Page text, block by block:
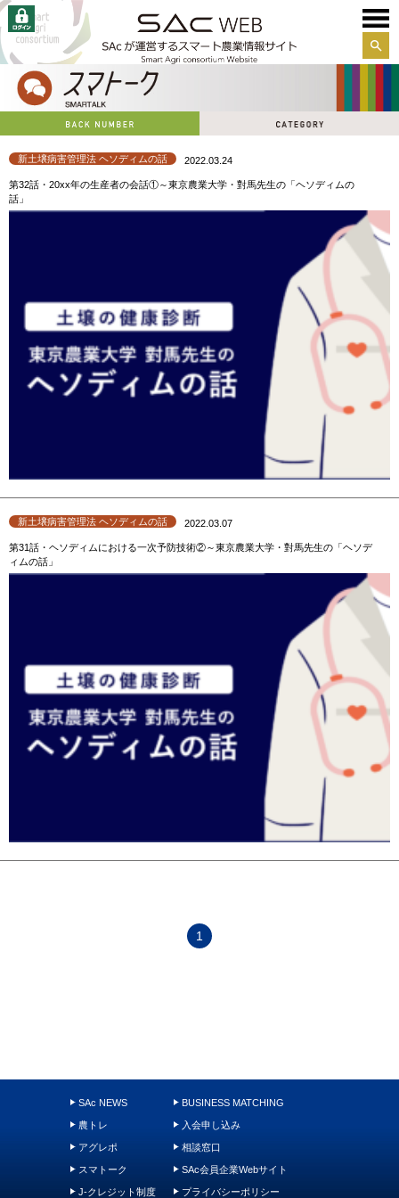
サイ
新土壌病害管理法 ヘソディムの話 2022.03.24
第32話・20xx年の生産者の会話①～東京農業大学・對馬先生の「ヘソディムの
話」
新土壌病害管理法 ヘソディムの話 2022.03.07
第31話・ヘソディムにおける一次予防技術②～東京農業大学・對馬先生の「ヘソデ
ィムの話」
1
SAc NEWS
農トレ
アグレポ
スマトーク
J-クレジット制度
BUSINESS MATCHING
入会申し込み
相談窓口
SAc会員企業Webサイト
プライバシーポリシー